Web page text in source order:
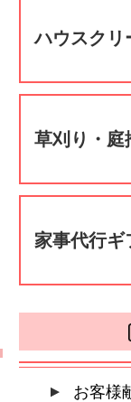
ハウスクリ
草刈り・庭
家事代行ギ
お客様